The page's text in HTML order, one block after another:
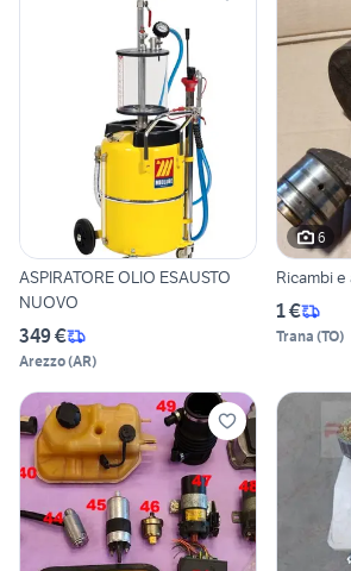
ASPIRATORE OLIO ESAUSTO
NUOVO
349 €
Arezzo(AR)
6
Ricambi
1 €
Trana (TO)